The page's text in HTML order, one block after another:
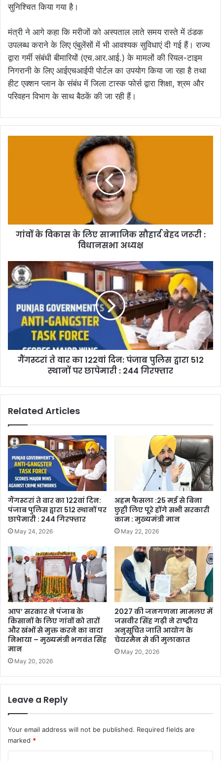
सुनिश्चित किया गया है।
मंत्री ने आगे कहा कि मरीजों को अस्पताल लाते समय रास्ते में ठंडक
उपलब्ध कराने के लिए एंबुलेंसों में भी आवश्यक सुविधाएं दी गई हैं। राज्य
द्वारा गर्मी संबंधी बीमारियों (एच.आर.आई.) के मामलों की रियल-टाइम
निगरानी के लिए आईएचआईपी पोर्टल का उपयोग किया जा रहा है तथा
हीट एक्शन प्लान के संबंध में जिला टास्क फोर्स द्वारा शिक्षा, श्रम और
परिवहन विभाग के साथ बैठकें की जा रही हैं।
गांवों के विकास के लिए सामाजिक सौहार्द बेहद जरूरी :
विधानसभा अध्यक्ष
गैंगस्टरां ते वार का 122वां दिन: पंजाब पुलिस द्वारा 512
स्थानों पर छापेमारी : 244 गिरफ्तार
Related Articles
गैंगस्टरां ते वार का 122वां दिन:
पंजाब पुलिस द्वारा 512 स्थानों पर
छापेमारी : 244 गिरफ्तार
May 24, 2026
अहम फैसला :25 मई से बिना
छुट्टी लिए पूरे होंगे सभी सरकारी
काम : मुख्यमंत्री मान
May 22, 2026
आप’ सरकार ने पंजाब के
किसानों के लिए गांवों को तारों
और खंभों से मुक्त करने का वादा
निभाया – मुख्यमंत्री भगवंत सिंह
मान
May 20, 2026
2027 की जनगणना मामलए में
जसवीर सिंह गढ़ी ने राष्ट्रीय
अनुसूचित जाति आयोग के
चेयरमैन से की मुलाकात
May 20, 2026
Leave a Reply
Your email address will not be published. Required fields are
marked *